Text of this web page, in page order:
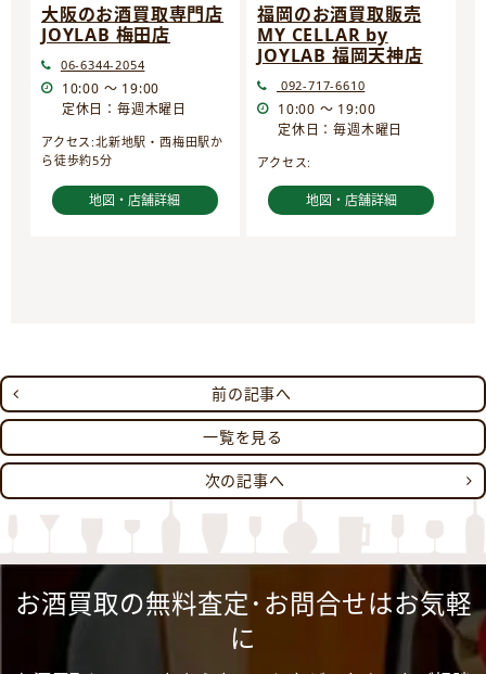
大阪のお酒買取専門店
JOYLAB 梅田店
06-6344-2054
10:00 ～ 19:00
定休日：毎週木曜日
アクセス:北新地駅・西梅田駅か
ら徒歩約5分
地図・店舗詳細
福岡のお酒買取販売
MY CELLAR by
JOYLAB 福岡天神店
092-717-6610
10:00 ～ 19:00
定休日：毎週木曜日
アクセス:
地図・店舗詳細
前の記事へ
一覧を見る
次の記事へ
お酒買取の無料査定･お問合せはお気軽
に